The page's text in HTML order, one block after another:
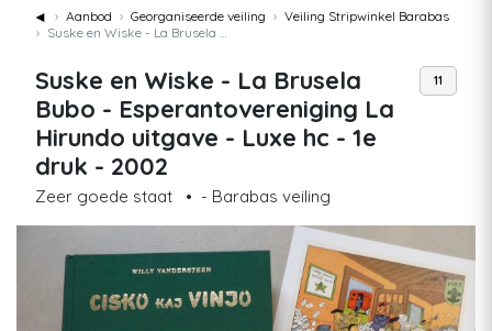
◄ Aanbod Georganiseerde veiling
Veiling Stripwinkel Barabas
Suske en Wiske - La Brusela Bubo - Esperantovereniging La Hirundo uitgave - Luxe hc - 1e druk - 2002
Suske en Wiske - La Brusela
Bubo - Esperantovereniging La
Hirundo uitgave - Luxe hc - 1e
druk - 2002
Zeer goede staat • - Barabas veiling
11